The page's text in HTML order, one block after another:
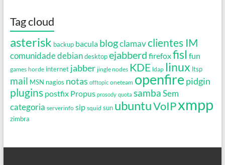
Tag cloud
asterisk backup bacula blogclamavclientes IM
comunidadedebian desktop ejabberd firefoxfisl fun
games horde internet jabber jingle nodes KDE ldap linux ltsp
mail MSN nagios notas offtopic oneteam openfire pidgin
plugins postfix Propus prosody quota samba Sem
categoria serverinfo sip squid sun ubuntuVoIPxmpp
zimbra